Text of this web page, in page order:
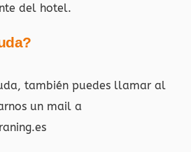
del hotel.
también puedes llamar al
un mail a